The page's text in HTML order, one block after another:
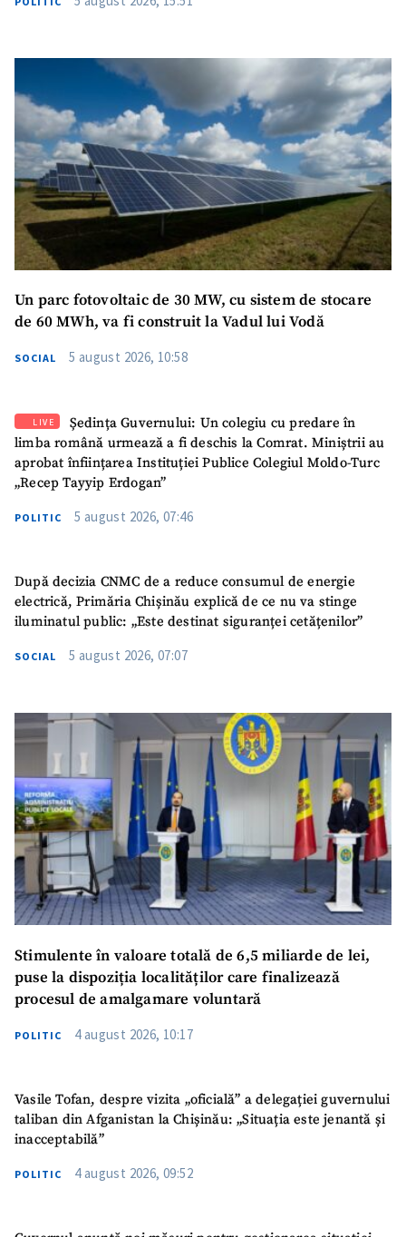
Un parc fotovoltaic de 30 MW, cu sistem de stocare
de 60 MWh, va fi construit la Vadul lui Vodă
SOCIAL 5 august 2026, 10:58
LIVE
Ședința Guvernului: Un colegiu cu predare în
limba română urmează a fi deschis la Comrat. Miniștrii au
aprobat înființarea Instituției Publice Colegiul Moldo-Turc
„Recep Tayyip Erdogan”
POLITIC 5 august 2026, 07:46
După decizia CNMC de a reduce consumul de energie
electrică, Primăria Chișinău explică de ce nu va stinge
iluminatul public: „Este destinat siguranței cetățenilor”
SOCIAL 5 august 2026, 07:07
Stimulente în valoare totală de 6,5 miliarde de lei,
puse la dispoziția localităților care finalizează
procesul de amalgamare voluntară
POLITIC 4 august 2026, 10:17
Vasile Tofan, despre vizita „oficială” a delegației guvernului
taliban din Afganistan la Chișinău: „Situația este jenantă și
inacceptabilă”
POLITIC 4 august 2026, 09:52